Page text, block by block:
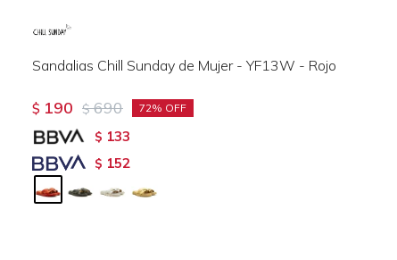
Sandalias Chill Sunday de Mujer - YF13W - Rojo
$ 190 $ 690 72
$ 133
$ 152